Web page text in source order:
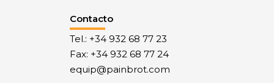
Contacto
Tel.: +34 932 68 77 23
Fax: +34 932 68 77 24
equip@painbrot.com